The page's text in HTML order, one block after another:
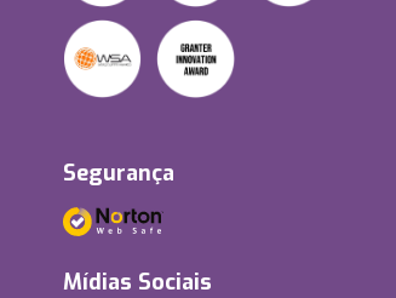
Segurança
Mídias Sociais